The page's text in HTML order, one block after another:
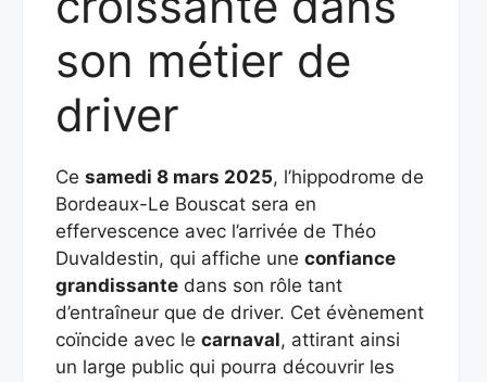
son métier de
driver
Ce samedi 8 mars 2025, l’hippodrome de
Bordeaux-Le Bouscat sera en
effervescence avec l’arrivée de Théo
Duvaldestin, qui affiche une confiance
grandissante dans son rôle tant
d’entraîneur que de driver. Cet évènement
coïncide avec le carnaval, attirant ainsi
un large public qui pourra découvrir les